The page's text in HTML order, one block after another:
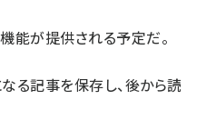
能が提供される予定だ。
る記事を保存し、後から読